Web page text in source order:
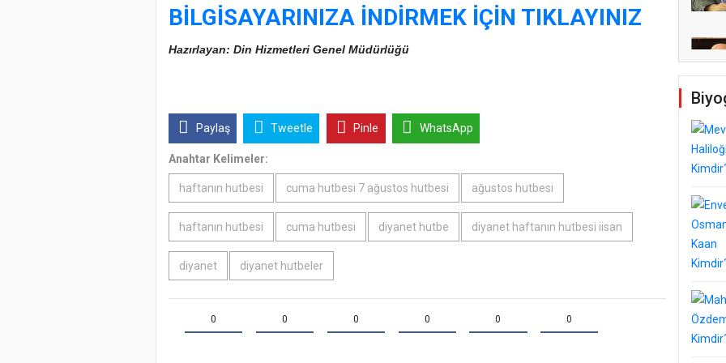
BİLGİSAYARINIZA İNDİRMEK İÇİN TIKLAYINIZ
Hazırlayan: Din Hizmetleri Genel Müdürlüğü
Paylaş Tweetle Pinle WhatsApp
Anahtar Kelimeler:
haftanın hutbesi cuma hutbesi 7 ağustos hutbesi ağustos hutbesi
haftanın hutbesi cuma hutbesi diyanet hutbe diyanet haftanın hutbesi iisan
diyanet diyanet hutbeler
0 0 0 0 0 0